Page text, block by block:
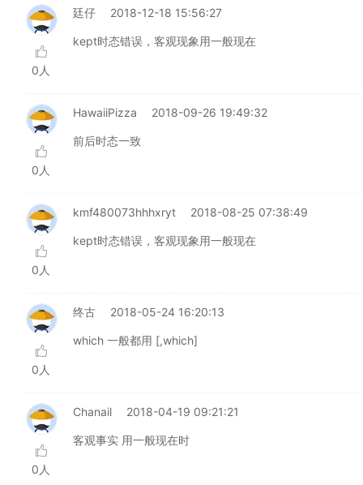
0人
廷仔 2018-12-18 15:56:27
kept时态错误，客观现象用一般现在
0人
HawaiiPizza 2018-09-26 19:49:32
前后时态一致
0人
kmf480073hhhxryt 2018-08-25 07:38:49
kept时态错误，客观现象用一般现在
0人
终古 2018-05-24 16:20:13
which 一般都用 [,which]
0人
Chanail 2018-04-19 09:21:21
客观事实 用一般现在时